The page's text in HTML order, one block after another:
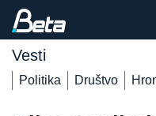
Vesti
Politika Društvo